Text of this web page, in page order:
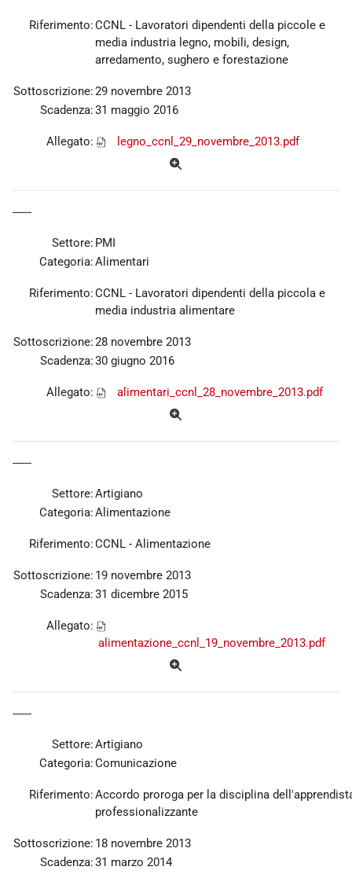
Riferimento:CCNL - Lavoratori dipendenti della piccole e
media industria legno, mobili, design,
arredamento, sughero e forestazione
Sottoscrizione:29 novembre 2013
Scadenza:31 maggio 2016
Allegato: legno_ccnl_29_novembre_2013.pdf
------
Settore: PMI
Categoria:Alimentari
Riferimento:CCNL - Lavoratori dipendenti della piccola e
media industria alimentare
Sottoscrizione:28 novembre 2013
Scadenza:30 giugno 2016
Allegato: alimentari_ccnl_28_novembre_2013.pdf
------
Settore:Artigiano
Categoria:Alimentazione
Riferimento:CCNL - Alimentazione
Sottoscrizione: 19 novembre 2013
Scadenza:31 dicembre 2015
Allegato:
alimentazione_ccnl_19_novembre_2013.pdf
------
Settore:Artigiano
Categoria:Comunicazione
Riferimento:Accordo proroga per la disciplina
professionalizzante
Sottoscrizione: 18 novembre 2013
Scadenza:31 marzo 2014